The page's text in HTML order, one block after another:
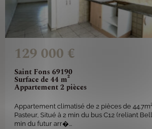
Saint Fons 69190
Surface de 44 m²
Appartement 2 pièces
129 000 €
Appartement climatisé de 2 pièces de
Pasteur, Situé à 2 min du bus C12 (reliant
min du futur arr�...